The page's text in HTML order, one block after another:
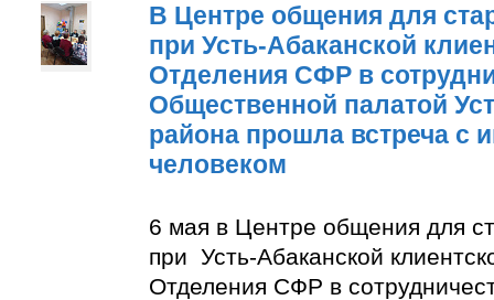
В Центре общения для
при Усть-Абаканской
Отделения СФР в
Общественной палатой
района прошла встреча с
человеком
6 мая в Центре общения для
при Усть-Абаканской
Отделения СФР в